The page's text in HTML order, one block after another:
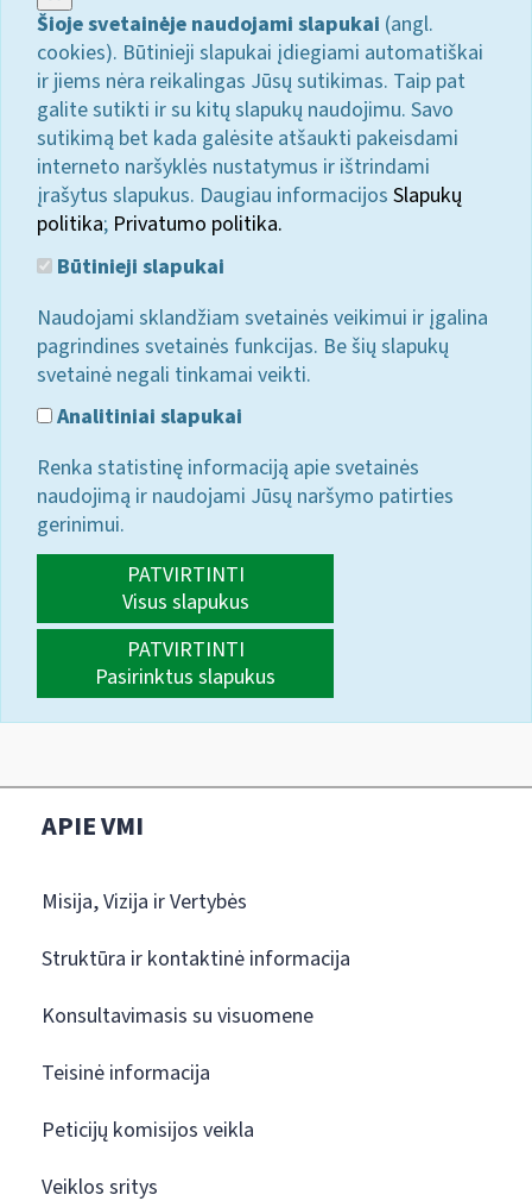
Šioje svetainėje naudojami slapukai (angl.
cookies). Būtinieji slapukai įdiegiami automatiškai
ir jiems nėra reikalingas Jūsų sutikimas. Taip pat
galite sutikti ir su kitų slapukų naudojimu. Savo
sutikimą bet kada galėsite atšaukti pakeisdami
interneto naršyklės nustatymus ir ištrindami
įrašytus slapukus. Daugiau informacijos Slapukų
politika; Privatumo politika.
Būtinieji slapukai
Naudojami sklandžiam svetainės veikimui ir įgalina
pagrindines svetainės funkcijas. Be šių slapukų
svetainė negali tinkamai veikti.
Analitiniai slapukai
Renka statistinę informaciją apie svetainės
naudojimą ir naudojami Jūsų naršymo patirties
gerinimui.
PATVIRTINTI
Visus slapukus
PATVIRTINTI
Pasirinktus slapukus
APIE VMI
Misija, Vizija ir Vertybės
Struktūra ir kontaktinė informacija
Konsultavimasis su visuomene
Teisinė informacija
Peticijų komisijos veikla
Veiklos sritys